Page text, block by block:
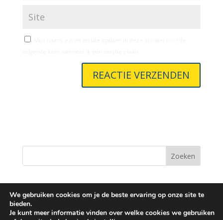
i
v
e
Zoeken
© 2026 Leading Academic
We gebruiken cookies om je de beste ervaring op onze site te
bieden.
Je kunt meer informatie vinden over welke cookies we gebruiken